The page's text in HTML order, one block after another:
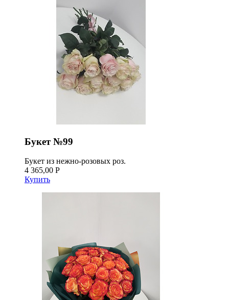
Букет №99
Букет из нежно-розовых роз.
4 365,00 Р
Купить